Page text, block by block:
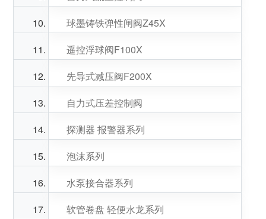
球墨铸铁弹性闸阀Z45X
遥控浮球阀F100X
先导式减压阀F200X
自力式压差控制阀
探测器 报警器系列
泡沫系列
水泵接合器系列
软管卷盘 轻便水龙系列